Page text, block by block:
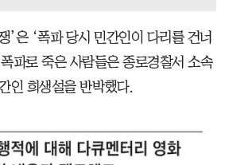
’은 ‘폭파 당시 민간인이 다리를 건너
파로 죽은 사람들은 종로경찰서 소속
인 희생설을 반박했다.